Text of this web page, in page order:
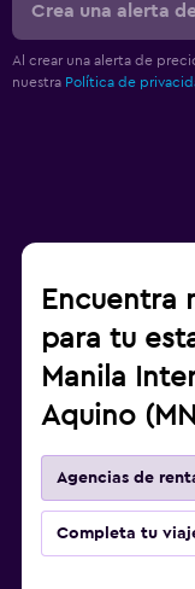
Crea una alerta
Al crear una alerta de
nuestra Política de
Encuentra
para tu
Manila
Aquino
Agencias de
Completa tu